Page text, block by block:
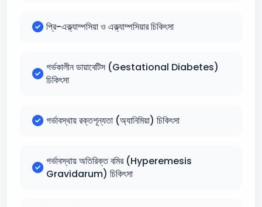
প্রি-এক্ল্যাম্পসিয়া ও এক্ল্যাম্পসিয়ার চিকিৎসা
গর্ভকালীন ডায়াবেটিস (Gestational Diabetes)
চিকিৎসা
গর্ভাবস্থায় রক্তশূন্যতা (অ্যানিমিয়া) চিকিৎসা
গর্ভাবস্থায় অতিরিক্ত বমির (Hyperemesis
Gravidarum) চিকিৎসা